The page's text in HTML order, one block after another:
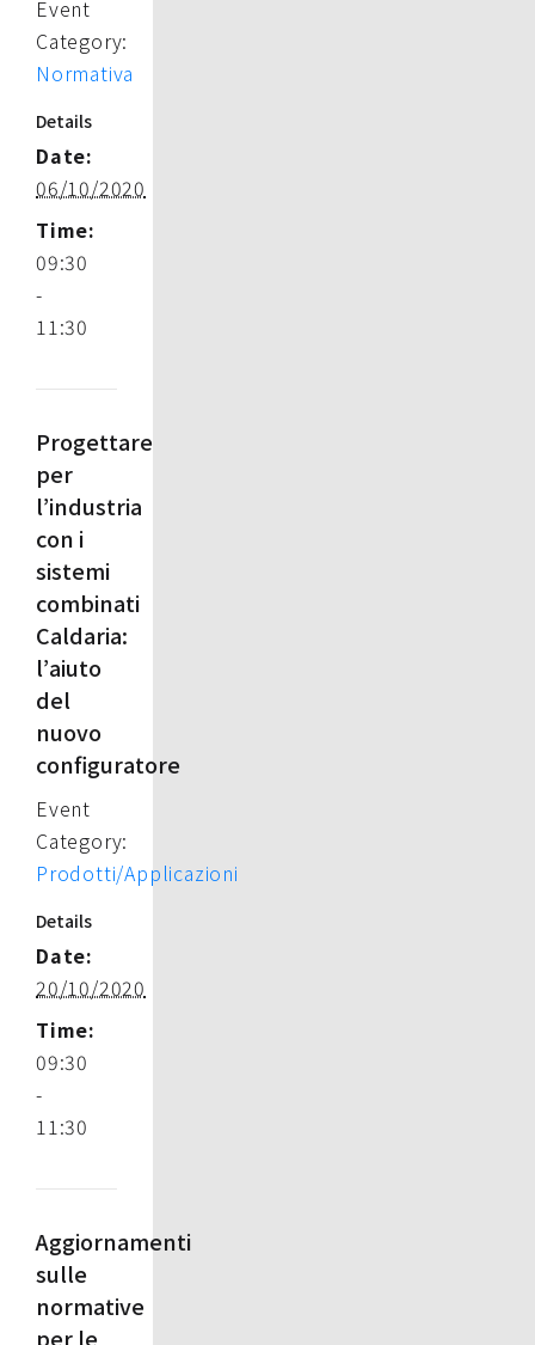
Event
Category:
Normativa
Details
Date:
06/10/2020
Time:
09:30
-
11:30
Progettare
per
l’industria
con i
sistemi
combinati
Caldaria:
l’aiuto
del
nuovo
configuratore
Event
Category:
Prodotti/Applicazioni
Details
Date:
20/10/2020
Time:
09:30
-
11:30
Aggiornamenti
sulle
normative
per le